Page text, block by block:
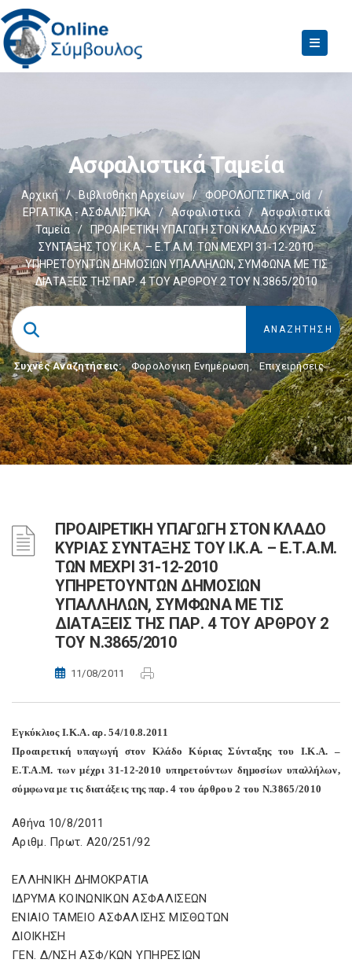
Ασφαλιστικά Ταμεία
Αρχική / Βιβλιοθήκη Αρχείων / ΦΟΡΟΛΟΓΙΣΤΙΚΑ_old
/
ΕΡΓΑΤΙΚΑ - ΑΣΦΑΛΙΣΤΙΚΑ
/ Ασφαλιστικά /
Ασφαλιστικά
Ταμεία
/
ΠΡΟΑΙΡΕΤΙΚΗ ΥΠΑΓΩΓΗ ΣΤΟΝ ΚΛΑΔΟ ΚΥΡΙΑΣ
ΣΥΝΤΑΞΗΣ ΤΟΥ Ι.Κ.Α. – Ε.Τ.Α.Μ. ΤΩΝ ΜΕΧΡΙ 31-12-2010
ΥΠΗΡΕΤΟΥΝΤΩΝ ΔΗΜΟΣΙΩΝ ΥΠΑΛΛΗΛΩΝ, ΣΥΜΦΩΝΑ ΜΕ ΤΙΣ
ΔΙΑΤΑΞΕΙΣ ΤΗΣ ΠΑΡ. 4 ΤΟΥ ΑΡΘΡΟΥ 2 ΤΟΥ Ν.3865/2010
Συχνές Αναζητήσεις: Φορολογικη Ενημέρωση, Επιχειρήσεις
ΠΡΟΑΙΡΕΤΙΚΗ ΥΠΑΓΩΓΗ ΣΤΟΝ ΚΛΑΔΟ
ΚΥΡΙΑΣ ΣΥΝΤΑΞΗΣ ΤΟΥ Ι.Κ.Α. – Ε.Τ.Α.Μ.
ΤΩΝ ΜΕΧΡΙ 31-12-2010
ΥΠΗΡΕΤΟΥΝΤΩΝ ΔΗΜΟΣΙΩΝ
ΥΠΑΛΛΗΛΩΝ, ΣΥΜΦΩΝΑ ΜΕ ΤΙΣ
ΔΙΑΤΑΞΕΙΣ ΤΗΣ ΠΑΡ. 4 ΤΟΥ ΑΡΘΡΟΥ 2
ΤΟΥ Ν.3865/2010
11/08/2011
Εγκύκλιος Ι.Κ.Α. αρ. 54/10.8.2011
Προαιρετική υπαγωγή στον Κλάδο Κύριας Σύνταξης του Ι.Κ.Α. –
Ε.Τ.Α.Μ. των μέχρι 31-12-2010 υπηρετούντων δημοσίων υπαλλήλων,
σύμφωνα με τις διατάξεις της παρ. 4 του άρθρου 2 του Ν.3865/2010
Αθήνα 10/8/2011
Αριθμ. Πρωτ. Α20/251/92
ΕΛΛΗΝΙΚΗ ΔΗΜΟΚΡΑΤΙΑ
ΙΔΡΥΜΑ ΚΟΙΝΩΝΙΚΩΝ ΑΣΦΑΛΙΣΕΩΝ
ΕΝΙΑΙΟ ΤΑΜΕΙΟ ΑΣΦΑΛΙΣΗΣ ΜΙΣΘΩΤΩΝ
ΔΙΟΙΚΗΣΗ
ΓΕΝ. Δ/ΝΣΗ ΑΣΦ/ΚΩΝ ΥΠΗΡΕΣΙΩΝ